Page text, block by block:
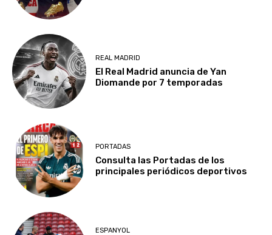
REAL MADRID
El Real Madrid anuncia de Yan
Diomande por 7 temporadas
PORTADAS
Consulta las Portadas de los
principales periódicos deportivos
ESPANYOL